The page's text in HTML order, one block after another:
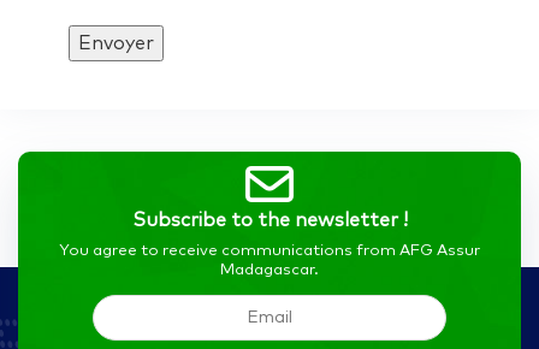
Subscribe to the newsletter !
You agree to receive communications from AFG Assur
Madagascar.